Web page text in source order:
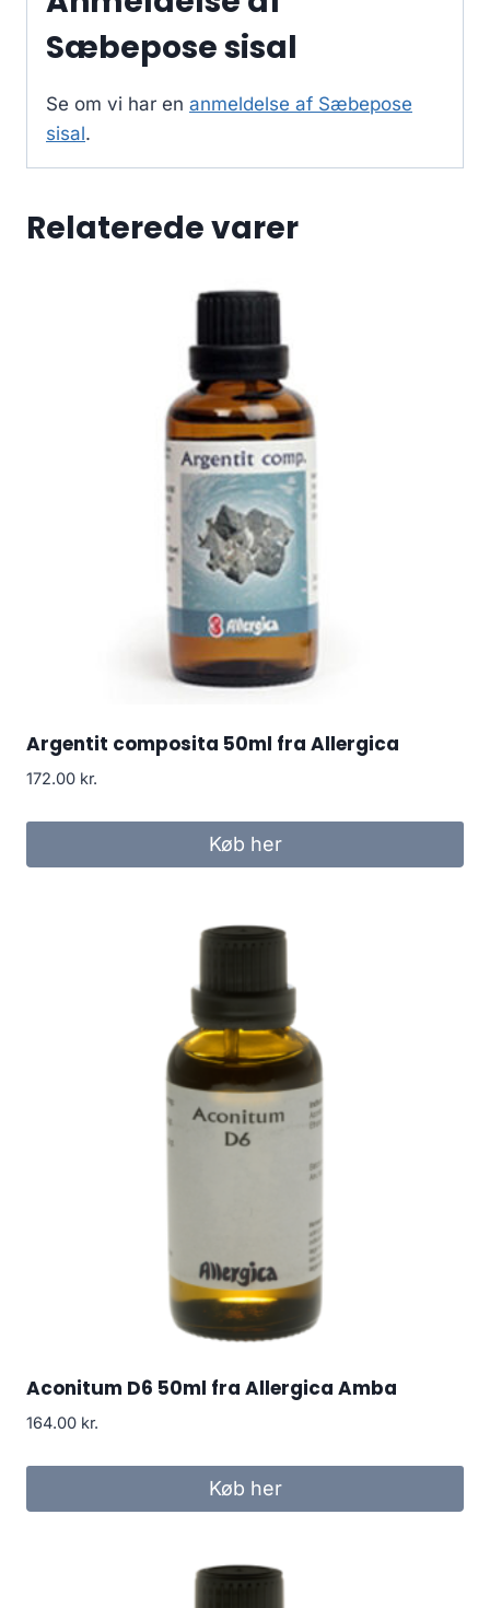
Sæbepose sisal
Se om vi har en anmeldelse af Sæbepose
sisal.
Relaterede varer
Argentit composita 50ml fra Allergica
172.00 kr.
Køb her
Aconitum D6 50ml fra Allergica Amba
164.00 kr.
Køb her